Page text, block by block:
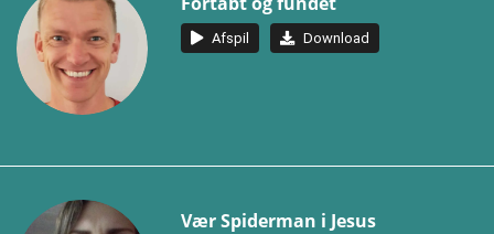
Afspil Download
Vær Spiderman i Jesus